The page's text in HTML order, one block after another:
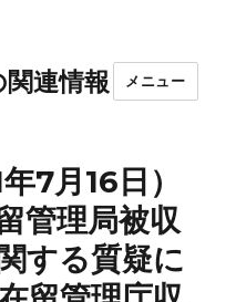
関連情報 メニュー
7月16日）
管理局被収
する質疑に